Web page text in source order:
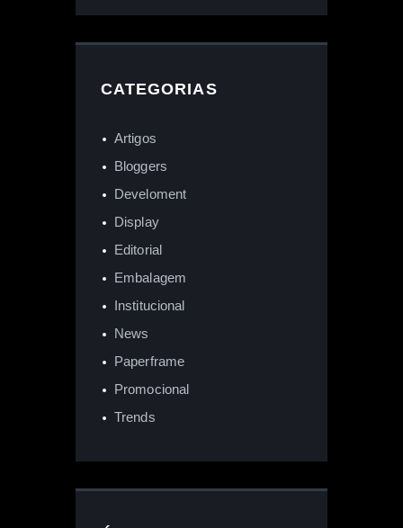
CATEGORIAS
Artigos
Bloggers
Develoment
Display
Editorial
Embalagem
Institucional
News
Paperframe
Promocional
Trends